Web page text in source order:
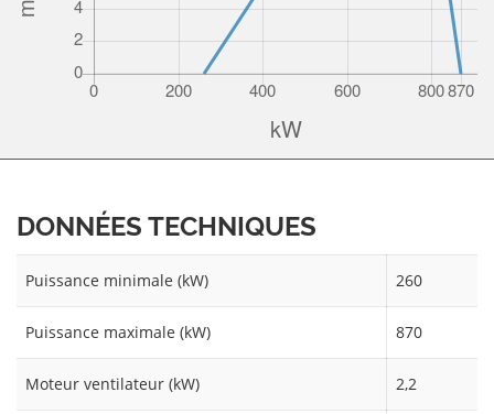
DONNÉES TECHNIQUES
Puissance minimale (kW) 260
Puissance maximale (kW) 870
Moteur ventilateur (kW) 2,2